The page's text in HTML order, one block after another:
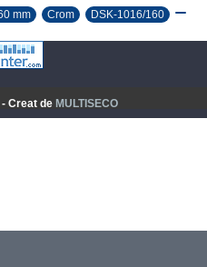
mm , Crom , DSK-1016/160 ,
Creat de MULTISECO